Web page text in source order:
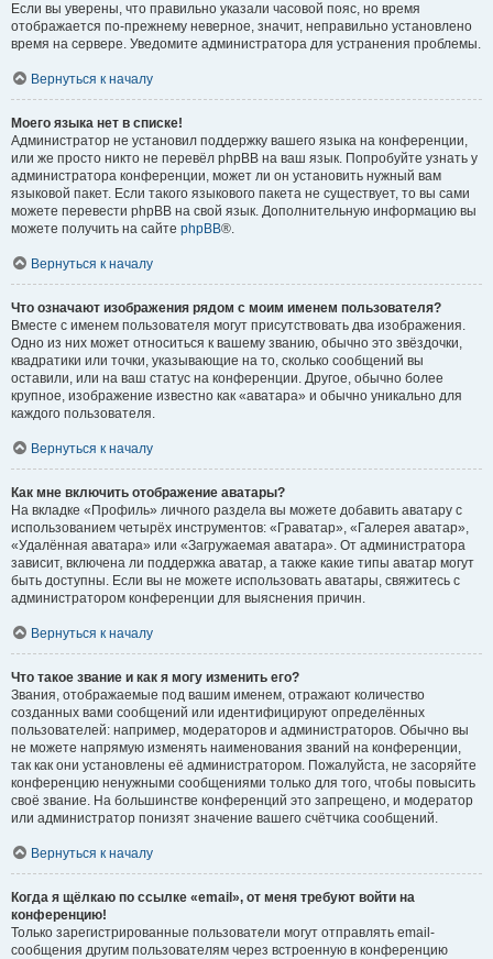
Если вы уверены, что правильно указали часовой пояс, но время
отображается по-прежнему неверное, значит, неправильно установлено
время на сервере. Уведомите администратора для устранения проблемы.
Вернуться к началу
Моего языка нет в списке!
Администратор не установил поддержку вашего языка на конференции,
или же просто никто не перевёл phpBB на ваш язык. Попробуйте узнать у
администратора конференции, может ли он установить нужный вам
языковой пакет. Если такого языкового пакета не существует, то вы сами
можете перевести phpBB на свой язык. Дополнительную информацию вы
можете получить на сайте phpBB®.
Вернуться к началу
Что означают изображения рядом с моим именем пользователя?
Вместе с именем пользователя могут присутствовать два изображения.
Одно из них может относиться к вашему званию, обычно это звёздочки,
квадратики или точки, указывающие на то, сколько сообщений вы
оставили, или на ваш статус на конференции. Другое, обычно более
крупное, изображение известно как «аватара» и обычно уникально для
каждого пользователя.
Вернуться к началу
Как мне включить отображение аватары?
На вкладке «Профиль» личного раздела вы можете добавить аватару с
использованием четырёх инструментов: «Граватар», «Галерея аватар»,
«Удалённая аватара» или «Загружаемая аватара». От администратора
зависит, включена ли поддержка аватар, а также какие типы аватар могут
быть доступны. Если вы не можете использовать аватары, свяжитесь с
администратором конференции для выяснения причин.
Вернуться к началу
Что такое звание и как я могу изменить его?
Звания, отображаемые под вашим именем, отражают количество
созданных вами сообщений или идентифицируют определённых
пользователей: например, модераторов и администраторов. Обычно вы
не можете напрямую изменять наименования званий на конференции,
так как они установлены её администратором. Пожалуйста, не засоряйте
конференцию ненужными сообщениями только для того, чтобы повысить
своё звание. На большинстве конференций это запрещено, и модератор
или администратор понизят значение вашего счётчика сообщений.
Вернуться к началу
Когда я щёлкаю по ссылке «email», от меня требуют войти на
конференцию!
Только зарегистрированные пользователи могут отправлять email-
сообщения другим пользователям через встроенную в конференцию